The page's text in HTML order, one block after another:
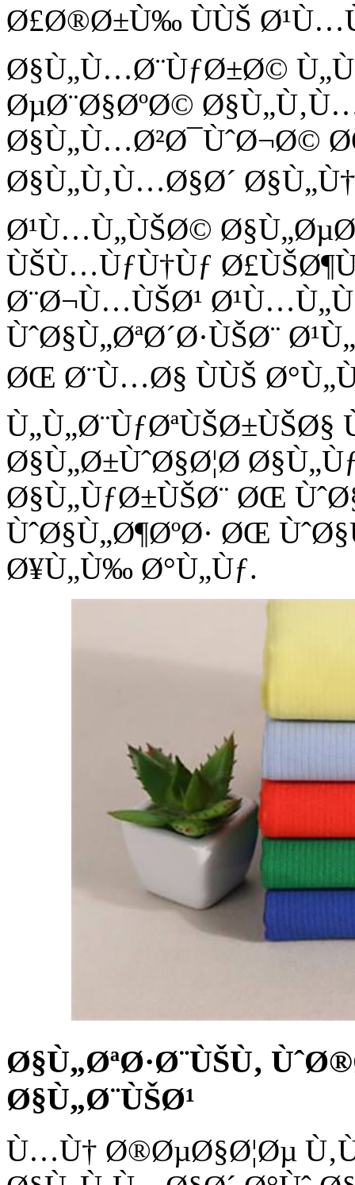
Ø£Ø®Ø±Ù‰ ÙÙŠ
Ø§Ù„Ù…Ø¨ÙƒØ±Ø©
ØµØ¨Ø§ØºØ©
Ø§Ù„Ù…Ø²Ø¯ÙˆØ¬Ø©
Ø§Ù„Ù‚Ù…Ø§Ø´
Ø¹Ù…Ù„ÙŠØ©
ÙŠÙ…ÙƒÙ†Ùƒ
Ø¨Ø¬Ù…ÙŠØ¹
ÙˆØ§Ù„ØªØ´Ø·ÙŠØ¨
ØŒ Ø¨Ù…Ø§ ÙÙŠ
Ù„Ù„Ø¨ÙƒØªÙŠØ±ÙŠØ§
Ø§Ù„Ø±ÙˆØ§Ø¦Ø­
Ø§Ù„ÙƒØ±ÙŠØ¨ ØŒ
ÙˆØ§Ù„Ø¶ØºØ· ØŒ
Ø¥Ù„Ù‰ Ø°Ù„Ùƒ.
Ø§Ù„ØªØ·Ø¨ÙŠÙ‚
Ø§Ù„Ø¨ÙŠØ¹
Ù…Ù† Ø®ØµØ§Ø¦Øµ